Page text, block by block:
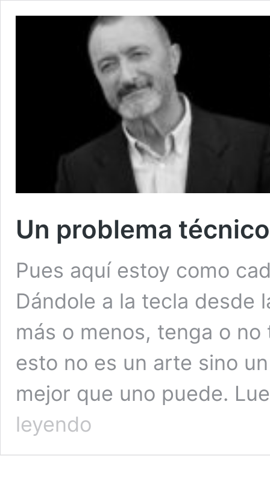
Un problema técnico
Pues aquí estoy como
Dándole a la tecla desde
más o menos, tenga o
esto no es un arte sino
mejor que uno puede.
leyendo